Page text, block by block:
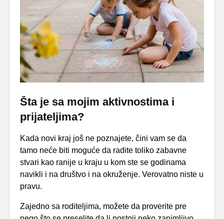
Šta je sa mojim aktivnostima i
prijateljima?
Kada novi kraj još ne poznajete, čini vam se da
tamo neće biti moguće da radite toliko zabavne
stvari kao ranije u kraju u kom ste se godinama
navikli i na društvo i na okruženje. Verovatno niste u
pravu.
Zajedno sa roditeljima, možete da proverite pre